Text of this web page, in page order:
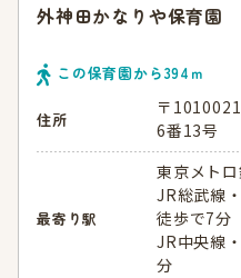
外神田かなりや保育園
この保育園から394 ｍ
住所
〒
6番13号
最寄り駅
東京メト
JR総武線
徒歩で7分
JR中央線
分